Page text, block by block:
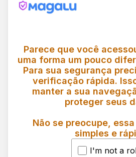
Parece que você
uma forma um pouco
Para sua segurança
verificação rápida.
manter a sua
proteger seus
Não se preocupe,
simples e
I'm not a